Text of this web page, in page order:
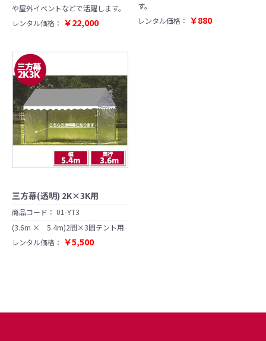
や屋外イベントなどで活躍します。
レンタル価格： ￥22,000
す。
レンタル価格： ￥880
三方幕(透明) 2K×3K用
商品コード： 01-YT3
(3.6m × 5.4m)2間×3間テント用
レンタル価格： ￥5,500